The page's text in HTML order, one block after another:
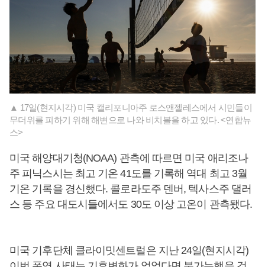
▲ 17일(현지시각) 미국 캘리포니아주 로스앤젤레스에서 시민들이
무더위를 피하기 위해 해변으로 나와 비치볼을 하고 있다. <연합뉴
스>
미국 해양대기청(NOAA) 관측에 따르면 미국 애리조나
주 피닉스시는 최고 기온 41도를 기록해 역대 최고 3월
기온 기록을 경신했다. 콜로라도주 덴버, 텍사스주 댈러
스 등 주요 대도시들에서도 30도 이상 고온이 관측됐다.
미국 기후단체 클라이밋센트럴은 지난 24일(현지시각)